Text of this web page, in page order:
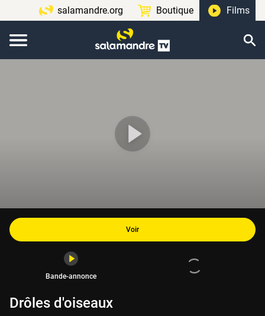
salamandre.org Boutique Films
Voir
Bande-annonce
Drôles d'oiseaux